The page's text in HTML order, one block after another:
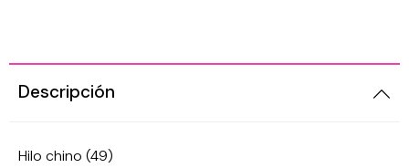
Descripción
Hilo chino (49)